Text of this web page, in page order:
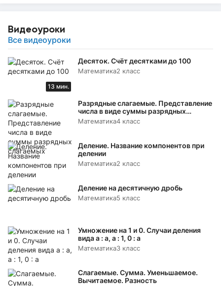
Видеоуроки
Все видеоуроки
13 мин.
Десяток. Счёт десятками до 100
Математика2 класс
Разрядные слагаемые. Представление
числа в виде суммы разрядных
слагаемых
Математика4 класс
Деление. Название компонентов при
делении
Математика2 класс
Деление на десятичную дробь
Математика5 класс
Умножение на 1 и 0. Случаи деления
вида а : а, а : 1, 0 : а
Математика3 класс
Слагаемые. Сумма. Уменьшаемое.
Вычитаемое. Разность